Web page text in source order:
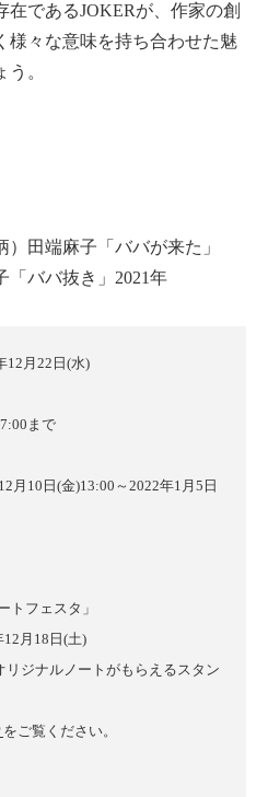
在であるJOKERが、作家の創
様々な意味を持ち合わせた魅
。
田端麻子「ババが来た」
「ババ抜き」2021年
12月22日(水)
まで
月10日(金)13:00～2022年1月5日
トフェスタ」
12月18日(土)
ジナルノートがもらえるスタン
をご覧ください。